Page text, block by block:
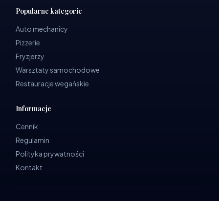
Popularne kategorie
Auto mechanicy
Pizzerie
Fryzjerzy
Warsztaty samochodowe
Restauracje wegańskie
Informacje
Cennik
Regulamin
Polityka prywatności
Kontakt